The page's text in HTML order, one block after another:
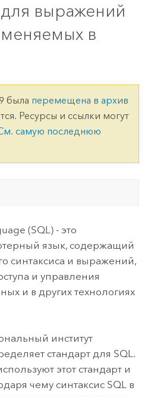
выражений
в
была перемещена в архив
Ресурсы и ссылки могут
самую последнюю
(SQL) - это
язык, содержащий
синтаксиса и выражений,
и управления
и в других технологиях
институт
стандарт для SQL.
этот стандарт и
чему синтаксис SQL в